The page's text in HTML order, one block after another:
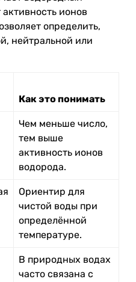
ионов
определить,
нейтральной или
Как это понимать
Чем меньше число,
тем выше
активность ионов
водорода.
Ориентир для
чистой воды при
определённой
температуре.
В природных водах
часто связана с